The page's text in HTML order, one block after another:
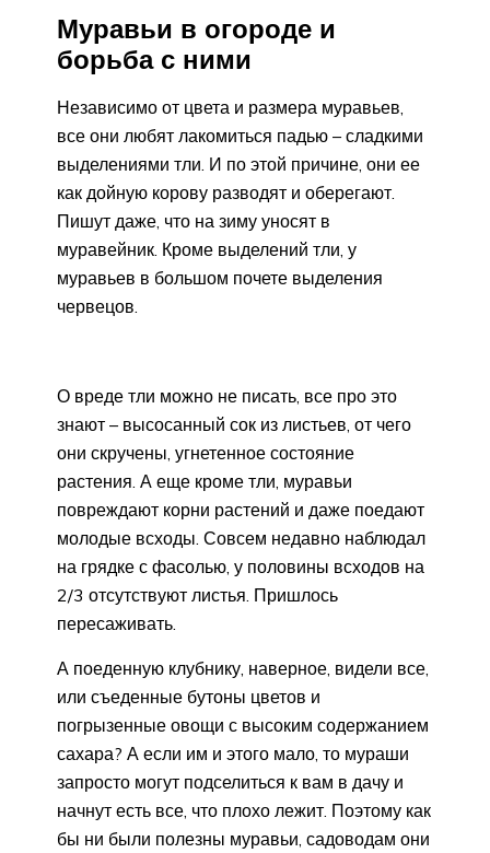
Муравьи в огороде и
борьба с ними
Независимо от цвета и размера муравьев,
все они любят лакомиться падью – сладкими
выделениями тли. И по этой причине, они ее
как дойную корову разводят и оберегают.
Пишут даже, что на зиму уносят в
муравейник. Кроме выделений тли, у
муравьев в большом почете выделения
червецов.
О вреде тли можно не писать, все про это
знают – высосанный сок из листьев, от чего
они скручены, угнетенное состояние
растения. А еще кроме тли, муравьи
повреждают корни растений и даже поедают
молодые всходы. Совсем недавно наблюдал
на грядке с фасолью, у половины всходов на
2/3 отсутствуют листья. Пришлось
пересаживать.
А поеденную клубнику, наверное, видели все,
или съеденные бутоны цветов и
погрызенные овощи с высоким содержанием
сахара? А если им и этого мало, то мураши
запросто могут подселиться к вам в дачу и
начнут есть все, что плохо лежит. Поэтому как
бы ни были полезны муравьи, садоводам они